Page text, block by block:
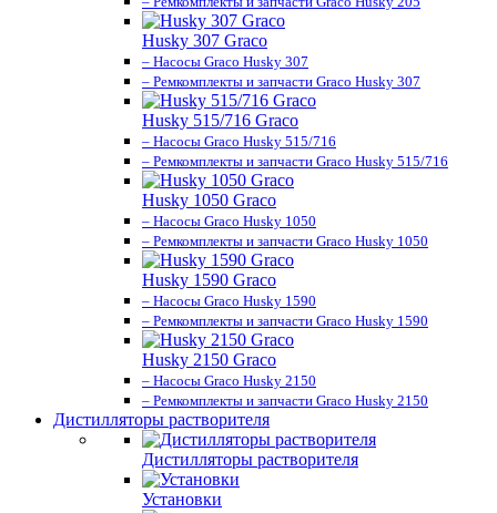
Husky 307 Graco
– Насосы Graco Husky 307
– Ремкомплекты и запчасти Graco Husky 307
Husky 515/716 Graco
– Насосы Graco Husky 515/716
– Ремкомплекты и запчасти Graco Husky 515/716
Husky 1050 Graco
– Насосы Graco Husky 1050
– Ремкомплекты и запчасти Graco Husky 1050
Husky 1590 Graco
– Насосы Graco Husky 1590
– Ремкомплекты и запчасти Graco Husky 1590
Husky 2150 Graco
– Насосы Graco Husky 2150
– Ремкомплекты и запчасти Graco Husky 2150
Дистилляторы растворителя
Дистилляторы растворителя
Установки